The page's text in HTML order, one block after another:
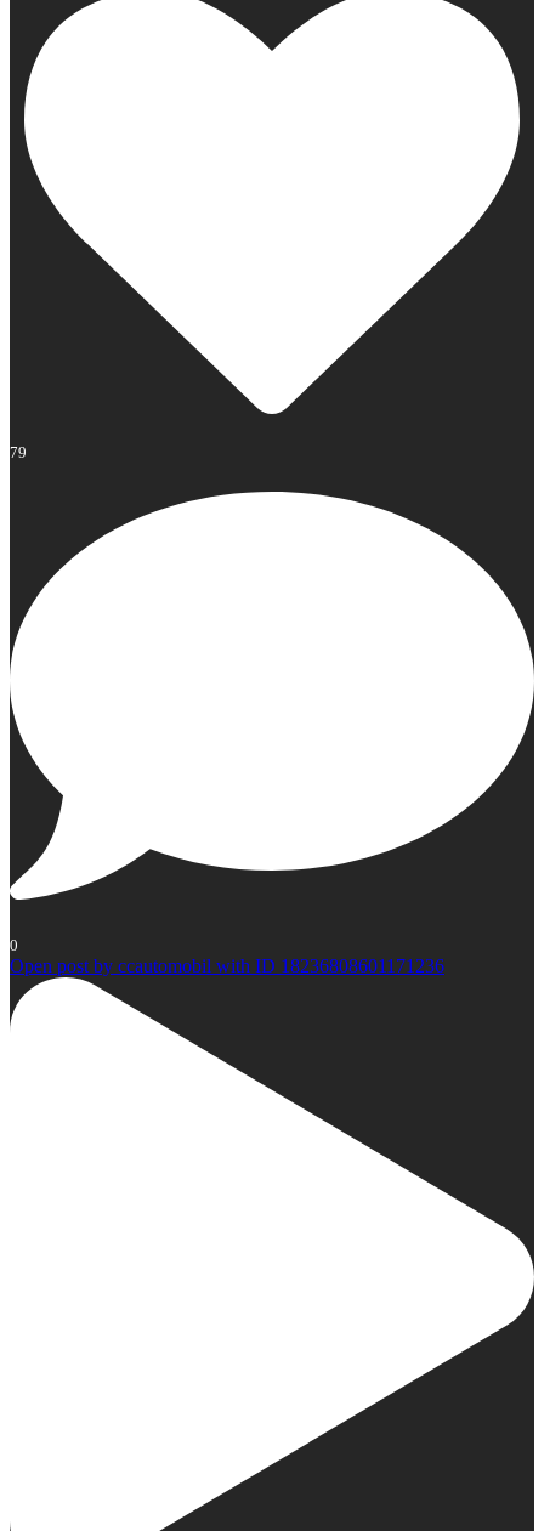
79
0
Open post by ccautomobil with ID 18236808601171236